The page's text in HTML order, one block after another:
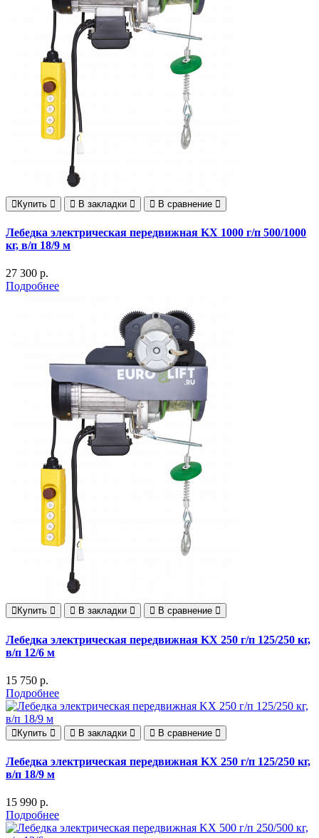
Купить В закладки В сравнение
Лебедка электрическая передвижная KX 1000 г/п 500/1000
кг, в/п 18/9 м
27 300 р.
Подробнее
Купить В закладки В сравнение
Лебедка электрическая передвижная KX 250 г/п 125/250 кг,
в/п 12/6 м
15 750 р.
Подробнее
Купить В закладки В сравнение
Лебедка электрическая передвижная KX 250 г/п 125/250 кг,
в/п 18/9 м
15 990 р.
Подробнее